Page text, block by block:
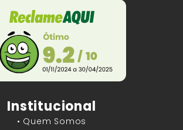
Institucional
• Quem Somos